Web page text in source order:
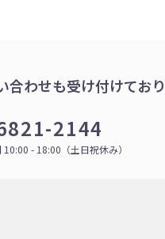
合わせも受け付けてお
2144
10:00 - 18:00（土日祝休み）